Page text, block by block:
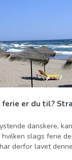
er du til?
danskere,
slags ferie
derfor lavet